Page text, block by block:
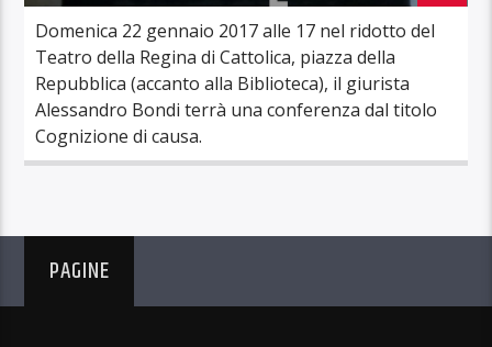
Domenica 22 gennaio 2017 alle 17 nel ridotto del
Teatro della Regina di Cattolica, piazza della
Repubblica (accanto alla Biblioteca), il giurista
Alessandro Bondi terrà una conferenza dal titolo
Cognizione di causa.
PAGINE